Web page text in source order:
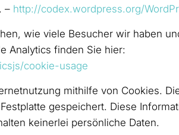
– http://codex.wordpress.org/
wie viele Besucher wir haben
Analytics finden Sie hier:
cookie-usage
mithilfe von Cookies.
gespeichert. Diese
keinerlei persönliche Daten.